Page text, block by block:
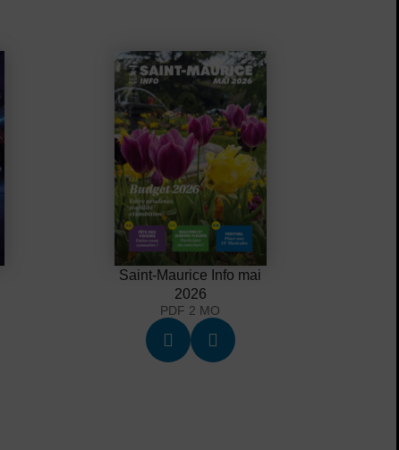
Saint-Maurice Info mai
2026
PDF 2 MO